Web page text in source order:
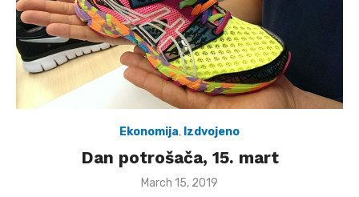
Ekonomija, Izdvojeno
Dan potrošača, 15. mart
Posted
March 15, 2019